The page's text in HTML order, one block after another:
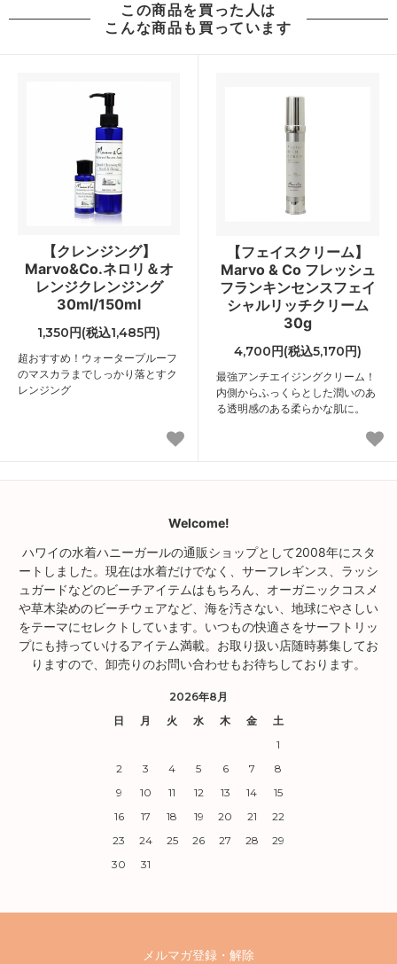
この商品を買った人は
こんな商品も買っています
【クレンジング】
Marvo&Co.ネロリ＆オ
レンジクレンジング
30ml/150ml
1,350円(税込1,485円)
超おすすめ！ウォータープルーフ
のマスカラまでしっかり落とすク
レンジング
【フェイスクリーム】
Marvo & Co フレッシュ
フランキンセンスフェイ
シャルリッチクリーム
30g
4,700円(税込5,170円)
最強アンチエイジングクリーム！
内側からふっくらとした潤いのあ
る透明感のある柔らかな肌に。
Welcome!
ハワイの水着ハニーガールの通販ショップとして2008年にスタ
ートしました。現在は水着だけでなく、サーフレギンス、ラッシ
ュガードなどのビーチアイテムはもちろん、オーガニックコスメ
や草木染めのビーチウェアなど、海を汚さない、地球にやさしい
をテーマにセレクトしています。いつもの快適さをサーフトリッ
プにも持っていけるアイテム満載。お取り扱い店随時募集してお
りますので、卸売りのお問い合わせもお待ちしております。
2026年8月
日
月 火 水 木 金
土
1
2
3 4 5 6 7
8
9
10 11 12 13 14
15
16
17 18 19 20 21
22
23
24 25 26 27 28
29
30
31
メルマガ登録・解除